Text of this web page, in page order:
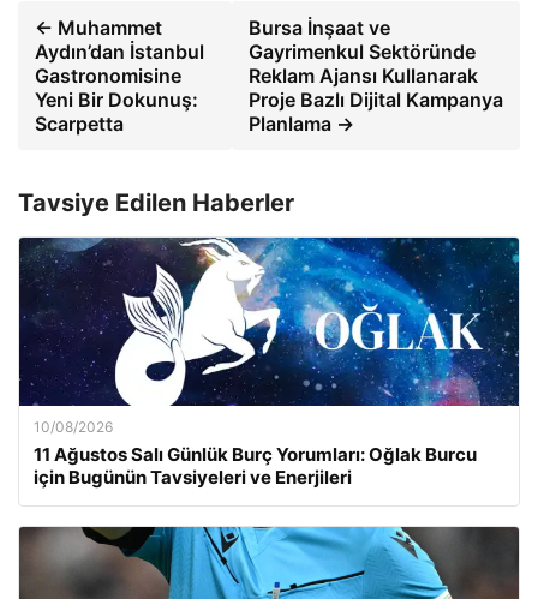
← Muhammet
Aydın’dan İstanbul
Gastronomisine
Yeni Bir Dokunuş:
Scarpetta
Bursa İnşaat ve
Gayrimenkul Sektöründe
Reklam Ajansı Kullanarak
Proje Bazlı Dijital Kampanya
Planlama →
Tavsiye Edilen Haberler
10/08/2026
11 Ağustos Salı Günlük Burç Yorumları: Oğlak Burcu
için Bugünün Tavsiyeleri ve Enerjileri